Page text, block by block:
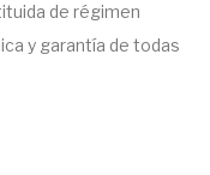
de régimen
y garantía de todas